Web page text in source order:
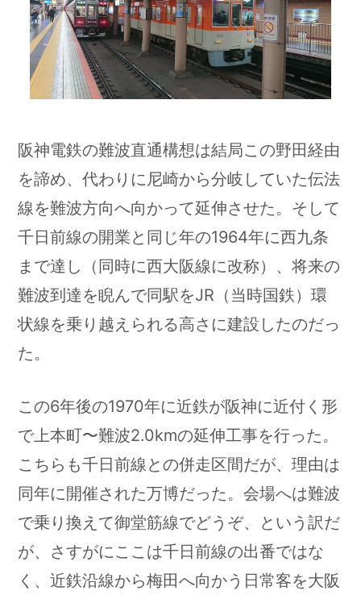
阪神電鉄の難波直通構想は結局この野田経由
を諦め、代わりに尼崎から分岐していた伝法
線を難波方向へ向かって延伸させた。そして
千日前線の開業と同じ年の1964年に西九条
まで達し（同時に西大阪線に改称）、将来の
難波到達を睨んで同駅をJR（当時国鉄）環
状線を乗り越えられる高さに建設したのだっ
た。
この6年後の1970年に近鉄が阪神に近付く形
で上本町〜難波2.0kmの延伸工事を行った。
こちらも千日前線との併走区間だが、理由は
同年に開催された万博だった。会場へは難波
で乗り換えて御堂筋線でどうぞ、という訳だ
が、さすがにここは千日前線の出番ではな
く、近鉄沿線から梅田へ向かう日常客を大阪